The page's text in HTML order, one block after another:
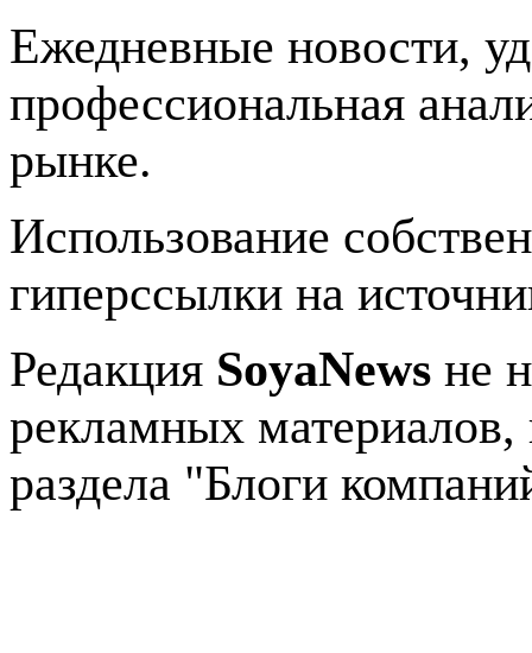
Ежедневные новости,
профессиональная
рынке.
Использование
гиперссылки на
Редакция SoyaNews не
рекламных
раздела "Блоги